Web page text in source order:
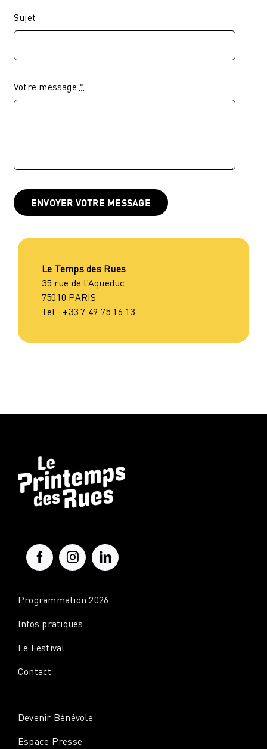
Sujet
Votre message *
ENVOYER VOTRE MESSAGE
Le Temps des Rues
35 rue de l’Aqueduc
75010 PARIS
Tel : +33 7 49 75 16 13
Programmation 2026
Infos pratiques
Le Festival
Contact
Devenir Bénévole
Espace Presse